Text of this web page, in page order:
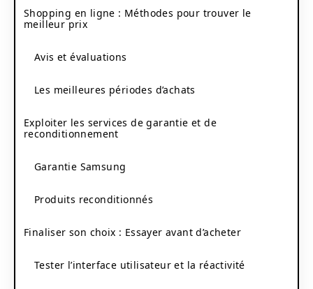
Shopping en ligne : Méthodes pour trouver le
meilleur prix
Avis et évaluations
Les meilleures périodes d’achats
Exploiter les services de garantie et de
reconditionnement
Garantie Samsung
Produits reconditionnés
Finaliser son choix : Essayer avant d’acheter
Tester l’interface utilisateur et la réactivité